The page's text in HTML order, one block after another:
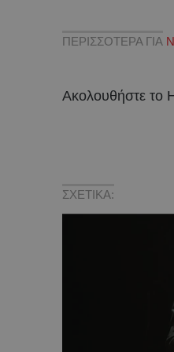
ΠΕΡΙΣΣΟΤΕΡΑ ΓΙΑ
Ακολουθήστε το
ΣΧΕΤΙΚΑ: